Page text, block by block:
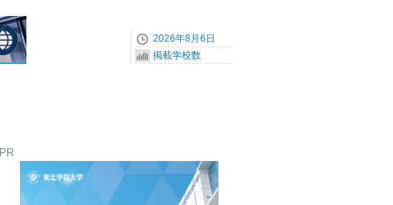
2026年8月6日
掲載学校数
PR